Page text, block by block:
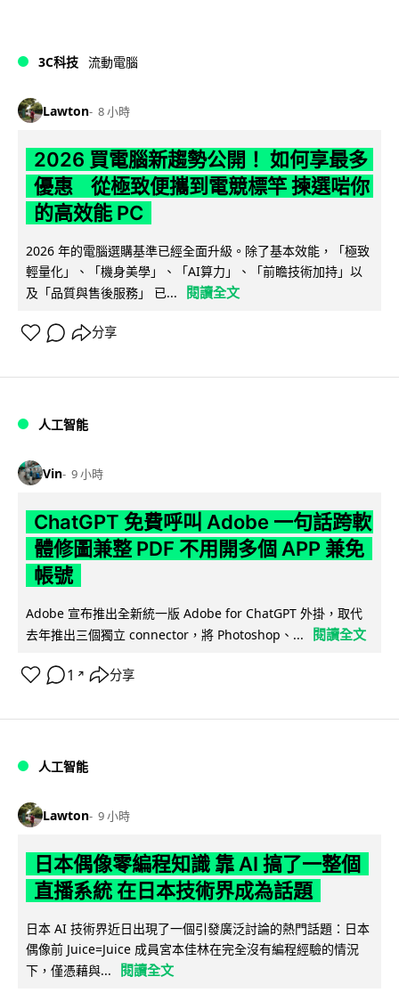
3C科技 流動電腦
Lawton 8 小時
2026 買電腦新趨勢公開！ 如何享最多
優惠 從極致便攜到電競標竿 揀選啱你
的高效能 PC
2026 年的電腦選購基準已經全面升級。除了基本效能，「極致
輕量化」、「機身美學」、「AI算力」、「前瞻技術加持」以
及「品質與售後服務」 已...
閱讀全文
分享
人工智能
Vin 9 小時
ChatGPT 免費呼叫 Adobe 一句話跨軟
體修圖兼整 PDF 不用開多個 APP 兼免
帳號
Adobe 宣布推出全新統一版 Adobe for ChatGPT 外掛，取代
去年推出三個獨立 connector，將 Photoshop、...
閱讀全文
1 ↗ 分享
人工智能
Lawton 9 小時
日本偶像零編程知識 靠 AI 搞了一整個
直播系統 在日本技術界成為話題
日本 AI 技術界近日出現了一個引發廣泛討論的熱門話題：日本
偶像前 Juice=Juice 成員宮本佳林在完全沒有編程經驗的情況
下，僅憑藉與...
閱讀全文